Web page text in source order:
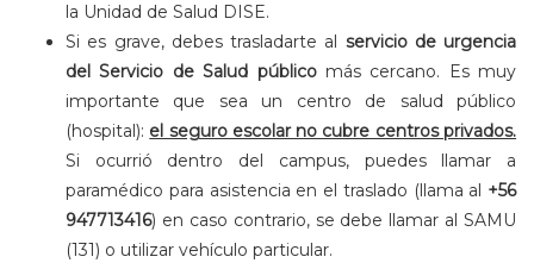
la Unidad de Salud DISE.
Si es grave, debes trasladarte al servicio de urgencia
del Servicio de Salud público más cercano. Es muy
importante que sea un centro de salud público
(hospital): el seguro escolar no cubre centros privados.
Si ocurrió dentro del campus, puedes llamar a
paramédico para asistencia en el traslado (llama al +56
947713416) en caso contrario, se debe llamar al SAMU
(131) o utilizar vehículo particular.